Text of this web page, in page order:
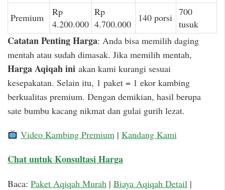
Premium
Rp
4.200.000
Rp
4.700.000
140 porsi 700
tusuk
Catatan Penting Harga: Anda bisa memilih daging
mentah atau sudah dimasak. Jika memilih mentah,
Harga Aqiqah ini akan kami kurangi sesuai
kesepakatan. Selain itu, 1 paket = 1 ekor kambing
berkualitas premium. Dengan demikian, hasil berupa
sate bumbu kacang nikmat dan gulai gurih lezat.
Video Kambing Premium| Kandang Kami
Chat untuk Konsultasi Harga
Baca: Paket Aqiqah Murah | Biaya Aqiqah Detail |